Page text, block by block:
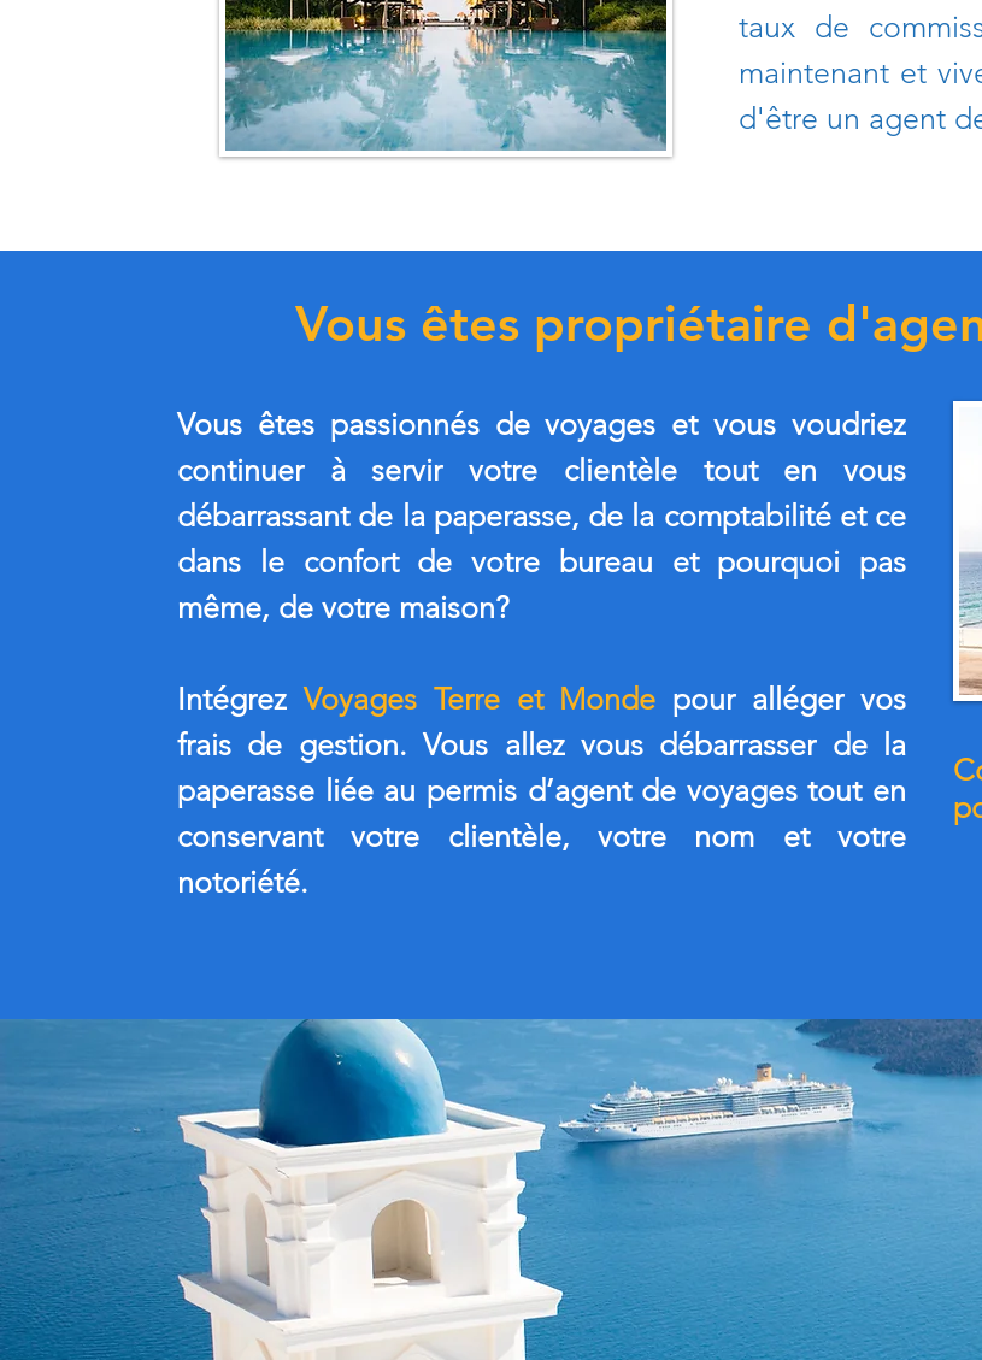
taux de
maintenant et
d'être un agent
Vous êtes propriétaire
Vous êtes passionnés de voyages et vous voudriez
continuer à servir votre clientèle tout en vous
débarrassant de la paperasse, de la comptabilité et ce
dans le confort de votre bureau et pourquoi pas
même, de votre maison?
IntégrezVoyages Terre et Monde pour alléger vos
frais de gestion. Vous allez vous débarrasser de la
paperasse liée au permis d’agent de voyages tout en
conservant votre clientèle, votre nom et votre
notoriété.